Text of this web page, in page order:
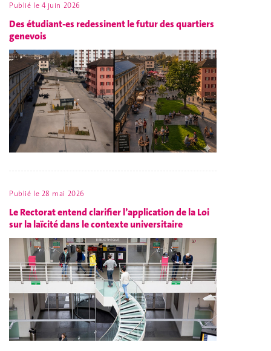
Publié le 4 juin 2026
Des étudiant-es redessinent le futur des quartiers
genevois
Publié le 28 mai 2026
Le Rectorat entend clarifier l’application de la Loi
sur la laïcité dans le contexte universitaire